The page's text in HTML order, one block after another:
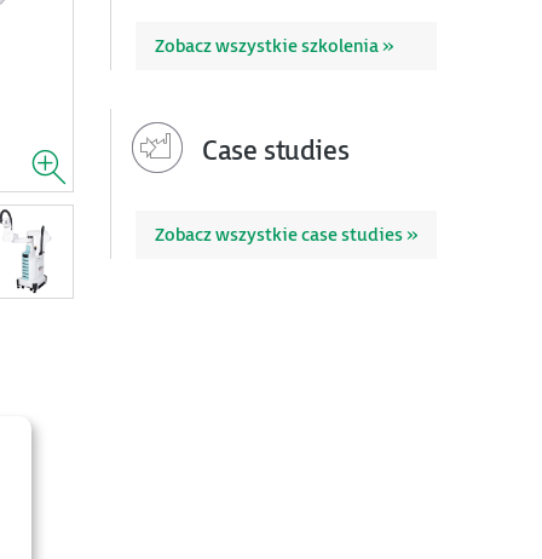
Zobacz wszystkie szkolenia »
Case studies
Zobacz wszystkie case studies »